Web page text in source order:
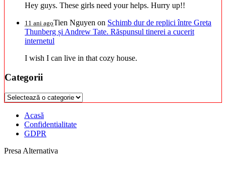
Hey guys. These girls need your helps. Hurry up!!
11 ani agoTien Nguyen on Schimb dur de replici între Greta
Thunberg și Andrew Tate. Răspunsul tinerei a cucerit
internetul
I wish I can live in that cozy house.
Categorii
Categorii
Acasă
Confidentialitate
GDPR
Presa Alternativa